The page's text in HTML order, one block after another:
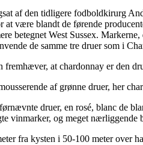
af den tidligere fodboldkirurg
at være blandt de førende
betegnet West Sussex.
de samme tre druer som i
at chardonnay er den
af grønne druer, her
druer, en rosé, blanc de
vinmarker, og meget
fra kysten i 50-100 meter